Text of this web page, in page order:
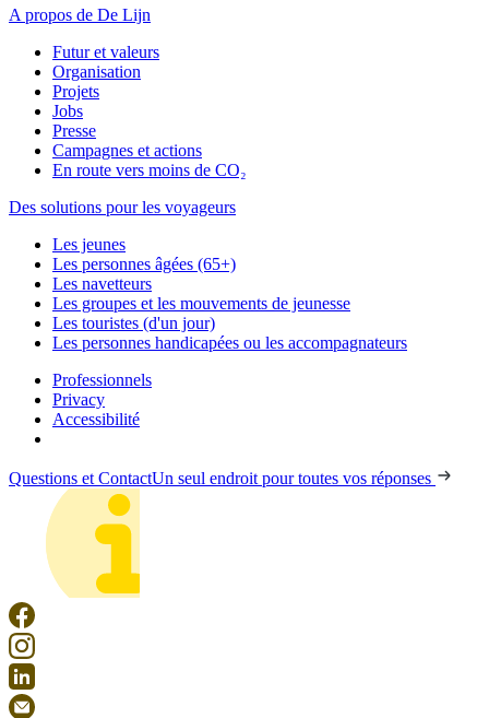
A propos de De Lijn
Futur et valeurs
Organisation
Projets
Jobs
Presse
Campagnes et actions
En route vers moins de CO₂
Des solutions pour les voyageurs
Les jeunes
Les personnes âgées (65+)
Les navetteurs
Les groupes et les mouvements de jeunesse
Les touristes (d'un jour)
Les personnes handicapées ou les accompagnateurs
Professionnels
Privacy
Accessibilité
Questions et ContactUn seul endroit pour toutes vos réponses